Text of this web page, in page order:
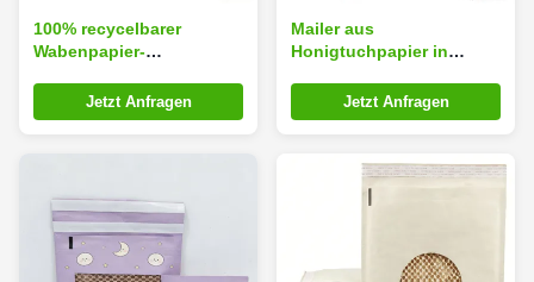
100% recycelbarer
Wabenpapier-
individueller Größe und
Wabenpolsterstruktur für
Jetzt Anfragen
Mailer aus
Honigtuchpapier in
100% recycelbarer
Honigtuchkissenstruktur
Verpackungen
Jetzt Anfragen